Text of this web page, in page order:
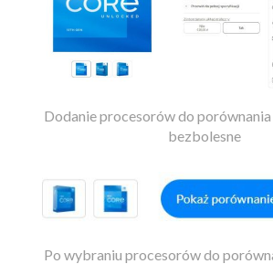
Dodanie procesorów do
bezbolesne
Po wybraniu procesorów do